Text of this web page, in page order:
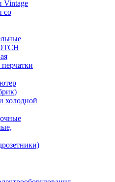
Vintage
со
холодной